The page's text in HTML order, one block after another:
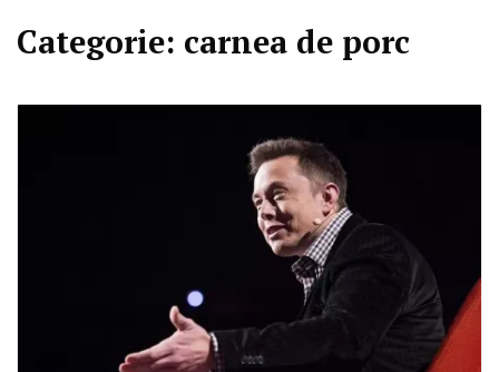
Categorie: carnea de porc